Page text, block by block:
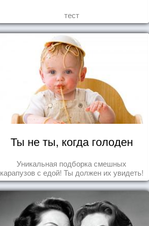
тест
Ты не ты, когда голоден
Уникальная подборка смешных
карапузов с едой! Ты должен их увидеть!